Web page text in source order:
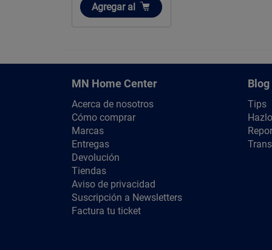
Añadir
Agregar al
MN Home Center
Acerca de nosotros
Cómo comprar
Marcas
Entregas
Devolución
Tiendas
Aviso de privacidad
Suscripción a Newsletters
Factura tu ticket
Blog
Tips